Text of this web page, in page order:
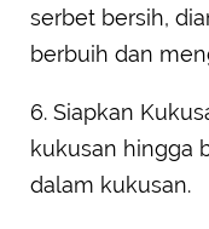
serbet bersih,
berbuih dan
6. Siapkan
kukusan hingga
dalam kukusan.